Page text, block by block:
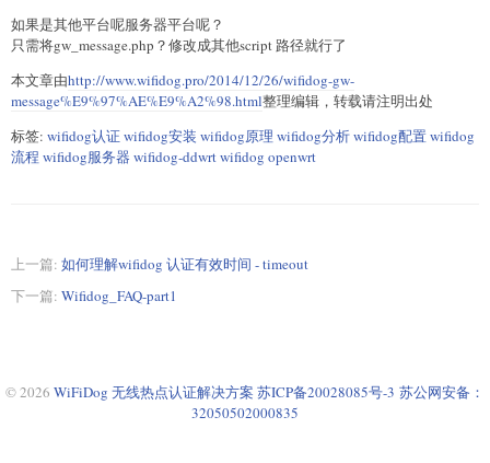
如果是其他平台呢服务器平台呢？
只需将gw_message.php？修改成其他script 路径就行了
本文章由http://www.wifidog.pro/2014/12/26/wifidog-gw-
message%E9%97%AE%E9%A2%98.html整理编辑，转载请注明出处
标签: wifidog认证 wifidog安装 wifidog原理 wifidog分析 wifidog配置 wifidog
流程 wifidog服务器 wifidog-ddwrt wifidog openwrt
上一篇: 如何理解wifidog 认证有效时间 - timeout
下一篇: Wifidog_FAQ-part1
© 2026 WiFiDog 无线热点认证解决方案 苏ICP备20028085号-3 苏公网安备：
32050502000835